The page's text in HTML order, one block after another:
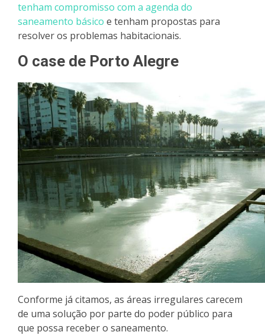
tenham compromisso com a agenda do
saneamento básico e tenham propostas para
resolver os problemas habitacionais.
O case de Porto Alegre
Conforme já citamos, as áreas irregulares carecem
de uma solução por parte do poder público para
que possa receber o saneamento.